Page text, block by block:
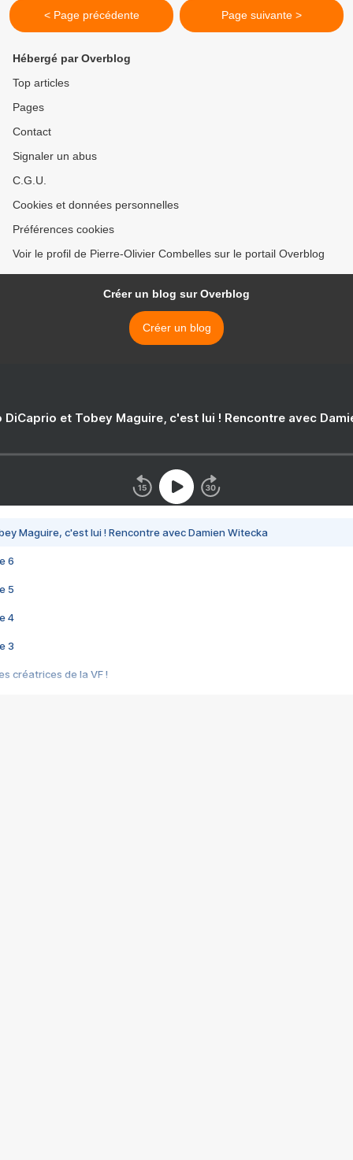
< Page précédente Page suivante >
Hébergé par Overblog
Top articles
Pages
Contact
Signaler un abus
C.G.U.
Cookies et données personnelles
Préférences cookies
Voir le profil de Pierre-Olivier Combelles sur le portail Overblog
Créer un blog sur Overblog
Créer un blog
DiCaprio et Tobey Maguire, c'est lui ! Rencontre avec
Maguire, c'est lui ! Rencontre avec Damien Witecka
6
5
4
3
créatrices de la VF !